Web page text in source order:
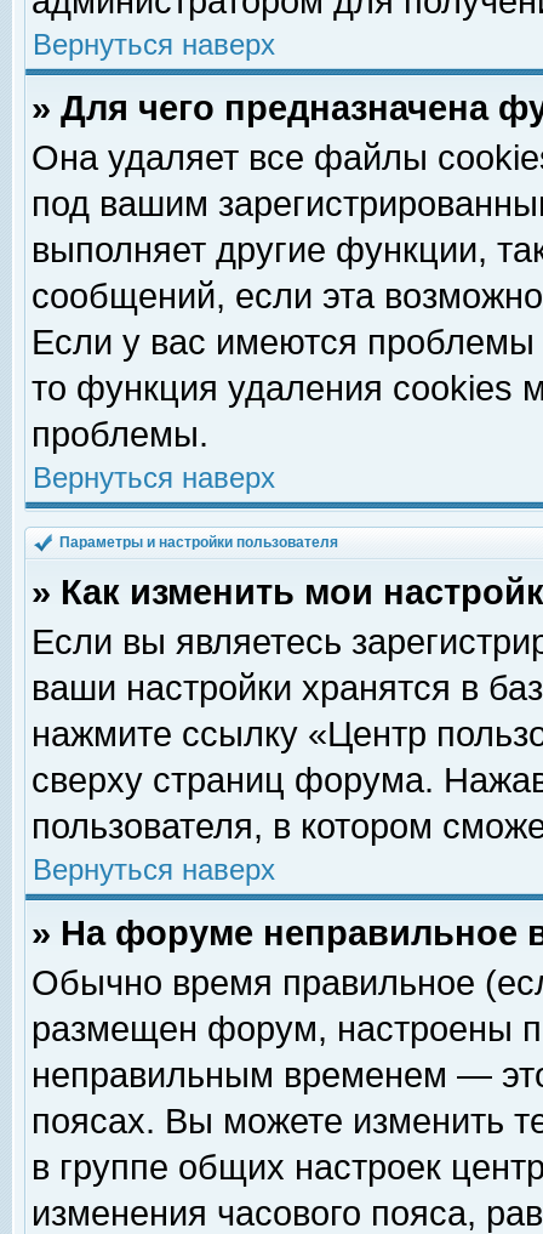
Вернуться наверх
» Для чего предназначена
Она удаляет все файлы
под вашим
выполняет другие функции,
сообщений, если эта
Если у вас имеются
то функция удаления cookies
проблемы.
Вернуться наверх
Параметры и настройки пользователя
» Как изменить мои
Если вы являетесь
ваши настройки хранятся в
нажмите ссылку «Центр
сверху страниц форума.
пользователя, в котором
Вернуться наверх
» На форуме неправильное
Обычно время правильное
размещен форум, настроены
неправильным временем —
поясах. Вы можете изменить
в группе общих настроек
изменения часового пояса,